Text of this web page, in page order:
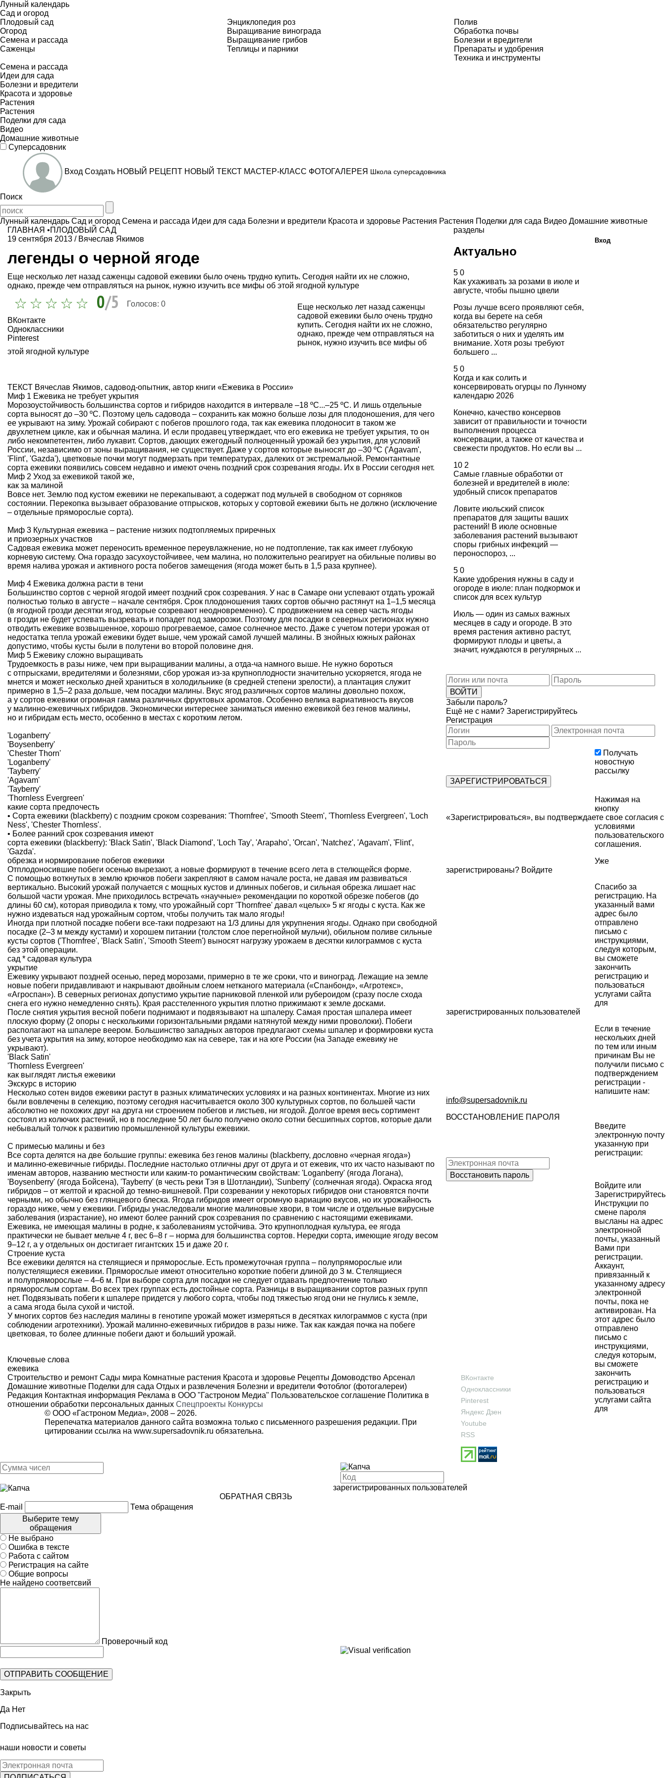
Лунный календарь
Сад и огород
Плодовый сад
Огород
Семена и рассада
Саженцы
Энциклопедия роз
Выращивание винограда
Выращивание грибов
Теплицы и парники
Полив
Обработка почвы
Болезни и вредители
Препараты и удобрения
Техника и инструменты
Семена и рассада
Идеи для сада
Болезни и вредители
Красота и здоровье
Растения
Растения
Поделки для сада
Видео
Домашние животные
Суперсадовник
Вход Создать НОВЫЙ РЕЦЕПТ НОВЫЙ ТЕКСТ МАСТЕР-КЛАСС ФОТОГАЛЕРЕЯ Школа суперсадовника
Поиск
Лунный календарь Сад и огород Семена и рассада Идеи для сада Болезни и вредители Красота и здоровье Растения Растения Поделки для сада Видео Домашние животные
ГЛАВНАЯ •ПЛОДОВЫЙ САД
19 сентября 2013 / Вячеслав Якимов
легенды о черной ягоде
Еще несколько лет назад саженцы садовой ежевики было очень трудно купить. Сегодня найти их не сложно,
однако, прежде чем отправляться на рынок, нужно изучить все мифы об этой ягодной культуре
0/5 Голосов: 0
ВКонтакте
Одноклассники
Pinterest
Еще несколько лет назад саженцы
садовой ежевики было очень трудно
купить. Сегодня найти их не сложно,
однако, прежде чем отправляться на
рынок, нужно изучить все мифы об
этой ягодной культуре
ТЕКСТ Вячеслав Якимов, садовод-опытник, автор книги «Ежевика в России»
Миф 1 Ежевика не требует укрытия
Морозоустойчивость большинства сортов и гибридов находится в интервале –18 ºС...–25 ºС. И лишь отдельные
сорта выносят до –30 ºС. Поэтому цель садовода – сохранить как можно больше лозы для плодоношения, для чего
ее укрывают на зиму. Урожай собирают с побегов прошлого года, так как ежевика плодоносит в таком же
двухлетнем цикле, как и обычная малина. И если продавец утверждает, что его ежевика не требует укрытия, то он
либо некомпетентен, либо лукавит. Сортов, дающих ежегодный полноценный урожай без укрытия, для условий
России, независимо от зоны выращивания, не существует. Даже у сортов которые выносят до –30 ºС ('Agavam',
'Flint', 'Gazda'), цветковые почки могут подмерзать при температурах, далеких от экстремальной. Ремонтантные
сорта ежевики появились совсем недавно и имеют очень поздний срок созревания ягоды. Их в России сегодня нет.
Миф 2 Уход за ежевикой такой же,
как за малиной
Вовсе нет. Землю под кустом ежевики не перекапывают, а содержат под мульчей в свободном от сорняков
состоянии. Перекопка вызывает образование отпрысков, которых у сортовой ежевики быть не должно (исключение
– отдельные пряморослые сорта).
Миф 3 Культурная ежевика – растение низких подтопляемых приречных
и приозерных участков
Садовая ежевика может переносить временное переувлажнение, но не подтопление, так как имеет глубокую
корневую систему. Она гораздо засухоустойчивее, чем малина, но положительно реагирует на обильные поливы во
время налива урожая и активного роста побегов замещения (ягода может быть в 1,5 раза крупнее).
Миф 4 Ежевика должна расти в тени
Большинство сортов с черной ягодой имеет поздний срок созревания. У нас в Самаре они успевают отдать урожай
полностью только в августе – начале сентября. Срок плодоношения таких сортов обычно растянут на 1–1,5 месяца
(в ягодной грозди десятки ягод, которые созревают неодновременно). С продвижением на север часть ягоды
в грозди не будет успевать вызревать и попадет под заморозки. Поэтому для посадки в северных регионах нужно
отводить ежевике возвышенное, хорошо прогреваемое, самое солнечное место. Даже с учетом потери урожая от
недостатка тепла урожай ежевики будет выше, чем урожай самой лучшей малины. В знойных южных районах
допустимо, чтобы кусты были в полутени во второй половине дня.
Миф 5 Ежевику сложно выращивать
Трудоемкость в разы ниже, чем при выращивании малины, а отда-ча намного выше. Не нужно бороться
с отпрысками, вредителями и болезнями, сбор урожая из-за крупноплодности значительно ускоряется, ягода не
мнется и может несколько дней храниться в холодильнике (в средней степени зрелости), а плантация служит
примерно в 1,5–2 раза дольше, чем посадки малины. Вкус ягод различных сортов малины довольно похож,
а у сортов ежевики огромная гамма различных фруктовых ароматов. Особенно велика вариативность вкусов
у малинно-ежевичных гибридов. Экономически интереснее заниматься именно ежевикой без генов малины,
но и гибридам есть место, особенно в местах с коротким летом.
'Loganberry'
'Boysenberry'
'Chester Thorn'
'Loganberry'
'Tayberry'
'Agavam'
'Tayberry'
'Thornless Evergreen'
какие сорта предпочесть
• Сорта ежевики (blackberry) с поздним сроком созревания: 'Thornfree', 'Smooth Steem', 'Thornless Evergreen', 'Loch
Ness', 'Chester Thornless'.
• Более ранний срок созревания имеют
сорта ежевики (blackberry): 'Black Satin', 'Black Diamond', 'Loch Tay', 'Arapaho', 'Orcan', 'Natchez', 'Agavam', 'Flint',
'Gazda'.
обрезка и нормирование побегов ежевики
Отплодоносившие побеги осенью вырезают, а новые формируют в течение всего лета в стелющейся форме.
С помощью воткнутых в землю крючков побеги закрепляют в самом начале роста, не давая им развиваться
вертикально. Высокий урожай получается с мощных кустов и длинных побегов, и сильная обрезка лишает нас
большой части урожая. Мне приходилось встречать «научные» рекомендации по короткой обрезке побегов (до
длины 60 см), которая приводила к тому, что урожайный сорт 'Thornfree' давал «целых» 5 кг ягоды с куста. Как же
нужно издеваться над урожайным сортом, чтобы получить так мало ягоды!
Иногда при плотной посадке побеги все-таки подрезают на 1/3 длины для укрупнения ягоды. Однако при свободной
посадке (2–3 м между кустами) и хорошем питании (толстом слое перегнойной мульчи), обильном поливе сильные
кусты сортов ('Thornfree', 'Black Satin', 'Smooth Steem') выносят нагрузку урожаем в десятки килограммов с куста
без этой операции.
сад * садовая культура
укрытие
Ежевику укрывают поздней осенью, перед морозами, примерно в те же сроки, что и виноград. Лежащие на земле
новые побеги придавливают и накрывают двойным слоем нетканого материала («Спанбонд», «Агротекс»,
«Агроспан»). В северных регионах допустимо укрытие парниковой пленкой или рубероидом (сразу после схода
снега его нужно немедленно снять). Края расстеленного укрытия плотно прижимают к земле досками.
После снятия укрытия весной побеги поднимают и подвязывают на шпалеру. Самая простая шпалера имеет
плоскую форму (2 опоры с несколькими горизонтальными рядами натянутой между ними проволоки). Побеги
располагают на шпалере веером. Большинство западных авторов предлагают схемы шпалер и формировки куста
без учета укрытия на зиму, которое необходимо как на севере, так и на юге России (на Западе ежевику не
укрывают).
'Black Satin'
'Thornless Evergreen'
как выглядят листья ежевики
Экскурс в историю
Несколько сотен видов ежевики растут в разных климатических условиях и на разных континентах. Многие из них
были вовлечены в селекцию, поэтому сегодня насчитывается около 300 культурных сортов, по большей части
абсолютно не похожих друг на друга ни строением побегов и листьев, ни ягодой. Долгое время весь сортимент
состоял из колючих растений, но в последние 50 лет было получено около сотни бесшипных сортов, которые дали
небывалый толчок к развитию промышленной культуры ежевики.
С примесью малины и без
Все сорта делятся на две большие группы: ежевика без генов малины (blackberry, дословно «черная ягода»)
и малинно-ежевичные гибриды. Последние настолько отличны друг от друга и от ежевик, что их часто называют по
именам авторов, названию местности или каким-то романтическим свойствам: 'Loganberry' (ягода Логана),
'Boysenberry' (ягода Бойсена), 'Tayberry' (в честь реки Тэя в Шотландии), 'Sunberry' (солнечная ягода). Окраска ягод
гибридов – от желтой и красной до темно-вишневой. При созревании у некоторых гибридов они становятся почти
черными, но обычно без глянцевого блеска. Ягода гибридов имеет огромную вариацию вкусов, но их урожайность
гораздо ниже, чем у ежевики. Гибриды унаследовали многие малиновые хвори, в том числе и отдельные вирусные
заболевания (израстание), но имеют более ранний срок созревания по сравнению с настоящими ежевиками.
Ежевика, не имеющая малины в родне, к заболеваниям устойчива. Это крупноплодная культура, ее ягода
практически не бывает мельче 4 г, вес 6–8 г – норма для большинства сортов. Нередки сорта, имеющие ягоду весом
9–12 г, а у отдельных он достигает гигантских 15 и даже 20 г.
Строение куста
Все ежевики делятся на стелящиеся и пряморослые. Есть промежуточная группа – полупряморослые или
полустелящиеся ежевики. Пряморослые имеют относительно короткие побеги длиной до 3 м. Стелящиеся
и полупряморослые – 4–6 м. При выборе сорта для посадки не следует отдавать предпочтение только
пряморослым сортам. Во всех трех группах есть достойные сорта. Разницы в выращивании сортов разных групп
нет. Подвязывать побеги к шпалере придется у любого сорта, чтобы под тяжестью ягод они не гнулись к земле,
а сама ягода была сухой и чистой.
У многих сортов без наследия малины в генотипе урожай может измеряться в десятках килограммов с куста (при
соблюдении агротехники). Урожай малинно-ежевичных гибридов в разы ниже. Так как каждая почка на побеге
цветковая, то более длинные побеги дают и больший урожай.
Ключевые слова
ежевика
разделы
Актуально
5 0
Как ухаживать за розами в июле и
августе, чтобы пышно цвели
Розы лучше всего проявляют себя,
когда вы берете на себя
обязательство регулярно
заботиться о них и уделять им
внимание. Хотя розы требуют
большего ...
5 0
Когда и как солить и
консервировать огурцы по Лунному
календарю 2026
Конечно, качество консервов
зависит от правильности и точности
выполнения процесса
консервации, а также от качества и
свежести продуктов. Но если вы ...
10 2
Самые главные обработки от
болезней и вредителей в июле:
удобный список препаратов
Ловите июльский список
препаратов для защиты ваших
растений! В июле основные
заболевания растений вызывают
споры грибных инфекций —
пероноспороз, ...
5 0
Какие удобрения нужны в саду и
огороде в июле: план подкормок и
список для всех культур
Июль — один из самых важных
месяцев в саду и огороде. В это
время растения активно растут,
формируют плоды и цветы, а
значит, нуждаются в регулярных ...
Строительство и ремонт Сады мира Комнатные растения Красота и здоровье Рецепты Домоводство Арсенал
Домашние животные Поделки для сада Отдых и развлечения Болезни и вредители Фотоблог (фотогалереи)
Редакция Контактная информация Реклама в ООО "Гастроном Медиа" Пользовательское соглашение Политика в
отношении обработки персональных данных Спецпроекты Конкурсы
© ООО «Гастроном Медиа», 2008 – 2026.
Перепечатка материалов данного сайта возможна только с письменного разрешения редакции. При
цитировании ссылка на www.supersadovnik.ru обязательна.
ВКонтакте
Одноклассники
Pinterest
Яндекс Дзен
Youtube
RSS
Вход
Забыли пароль?
Ещё не с нами? Зарегистрируйтесь
Регистрация
Получать
новостную
рассылку
Нажимая на
кнопку
«Зарегистрироваться», вы подтверждаете свое согласия с
условиями
пользовательского
соглашения.
Уже
зарегистрированы? Войдите
Спасибо за
регистрацию. На
указанный вами
адрес было
отправлено
письмо с
инструкциями,
следуя которым,
вы сможете
закончить
регистрацию и
пользоваться
услугами сайта
для
зарегистрированных пользователей
Если в течение
нескольких дней
по тем или иным
причинам Вы не
получили письмо с
подтверждением
регистрации -
напишите нам:
info@supersadovnik.ru
ВОССТАНОВЛЕНИЕ ПАРОЛЯ
Введите
электронную почту
указанную при
регистрации:
Войдите или
Зарегистрируйтесь
Инструкции по
смене пароля
высланы на адрес
электронной
почты, указанный
Вами при
регистрации.
Аккаунт,
привязанный к
указанному адресу
электронной
почты, пока не
активирован. На
этот адрес было
отправлено
письмо с
инструкциями,
следуя которым,
вы сможете
закончить
регистрацию и
пользоваться
услугами сайта
для
зарегистрированных пользователей
ОБРАТНАЯ СВЯЗЬ
E-mail
Тема обращения
Выберите тему
обращения
Не выбрано
Ошибка в тексте
Работа с сайтом
Регистрация на сайте
Общие вопросы
Не найдено соответсвий
Проверочный код
Закрыть
Да Нет
Подписывайтесь на нас
наши новости и советы